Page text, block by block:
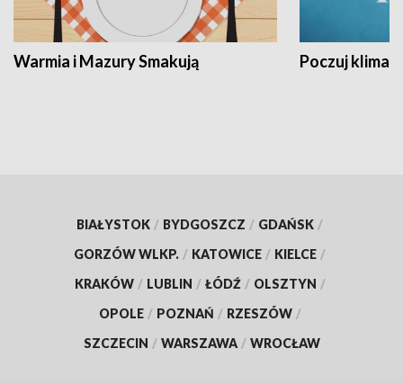
Warmia i Mazury Smakują Poczuj klimat
BIAŁYSTOK / BYDGOSZCZ / GDAŃSK /
GORZÓW WLKP. / KATOWICE / KIELCE /
KRAKÓW / LUBLIN / ŁÓDŹ / OLSZTYN /
OPOLE / POZNAŃ / RZESZÓW /
SZCZECIN / WARSZAWA / WROCŁAW